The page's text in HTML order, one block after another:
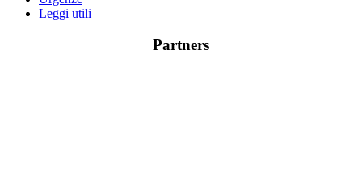
Leggi utili
Partners